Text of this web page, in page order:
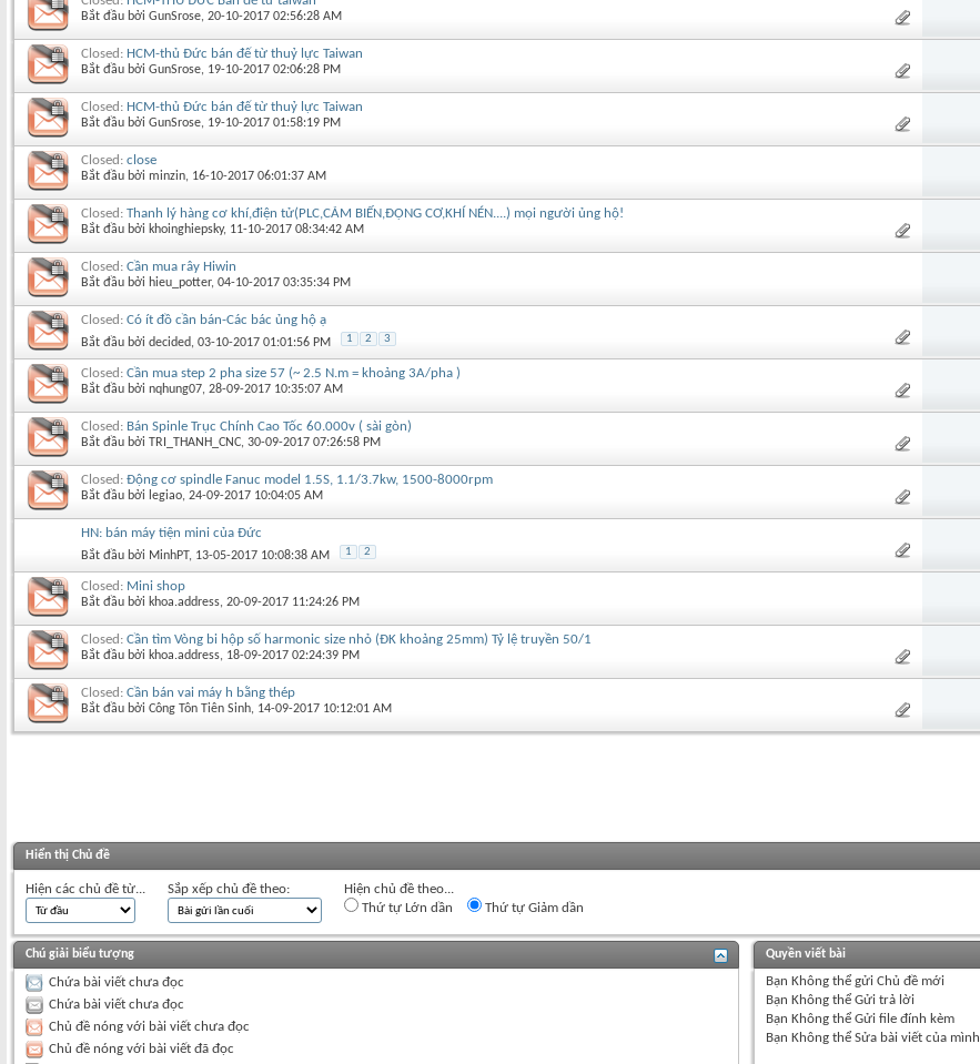
Bắt đầu bởi GunSrose‎, 20-10-2017 02:56:28 AM
Closed: HCM-thủ Đức bán đế từ thuỷ lực Taiwan
Bắt đầu bởi GunSrose‎, 19-10-2017 02:06:28 PM
Closed: HCM-thủ Đức bán đế từ thuỷ lực Taiwan
Bắt đầu bởi GunSrose‎, 19-10-2017 01:58:19 PM
Closed: close
Bắt đầu bởi minzin‎, 16-10-2017 06:01:37 AM
Closed: Thanh lý hàng cơ khí,điện tử(PLC,CẢM BIẾN,ĐỘNG CƠ,KHÍ NÉN....) mọi người ủng hộ!
Bắt đầu bởi khoinghiepsky‎, 11-10-2017 08:34:42 AM
Closed: Cần mua rây Hiwin
Bắt đầu bởi hieu_potter‎, 04-10-2017 03:35:34 PM
Closed: Có ít đồ cần bán-Các bác ủng hộ ạ
Bắt đầu bởi decided‎, 03-10-2017 01:01:56 PM 1 2 3
Closed: Cần mua step 2 pha size 57 (~ 2.5 N.m = khoảng 3A/pha )
Bắt đầu bởi nqhung07‎, 28-09-2017 10:35:07 AM
Closed: Bán Spinle Trục Chính Cao Tốc 60.000v ( sài gòn)
Bắt đầu bởi TRI_THANH_CNC‎, 30-09-2017 07:26:58 PM
Closed: Động cơ spindle Fanuc model 1.5S, 1.1/3.7kw, 1500-8000rpm
Bắt đầu bởi legiao‎, 24-09-2017 10:04:05 AM
HN: bán máy tiện mini của Đức
Bắt đầu bởi MinhPT‎, 13-05-2017 10:08:38 AM 1 2
Closed: Mini shop
Bắt đầu bởi khoa.address‎, 20-09-2017 11:24:26 PM
Closed: Cần tìm Vòng bi hộp số harmonic size nhỏ (ĐK khoảng 25mm) Tỷ lệ truyền 50/1
Bắt đầu bởi khoa.address‎, 18-09-2017 02:24:39 PM
Closed: Cần bán vai máy h bằng thép
Bắt đầu bởi Công Tôn Tiên Sinh‎, 14-09-2017 10:12:01 AM
Hiển thị Chủ đề
Hiện các chủ đề từ... Sắp xếp chủ đề theo:
Hiện chủ đề theo...
Thứ tự Lớn dần
Thứ tự Giảm dần
Chú giải biểu tượng
Chứa bài viết chưa đọc
Chứa bài viết chưa đọc
Chủ đề nóng với bài viết chưa đọc
Chủ đề nóng với bài viết đã đọc
Quyền viết bài
Bạn Không thểgửi Chủ đề mới
Bạn Không thểGửi trả lời
Bạn Không thểGửi file đính kèm
Bạn Không thểSửa bài viết của mình